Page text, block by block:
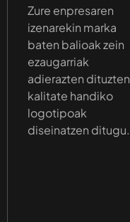
Zure enpresaren
izenarekin marka
baten balioak zein
ezaugarriak
adierazten dituzten
kalitate handiko
logotipoak
diseinatzen ditugu.